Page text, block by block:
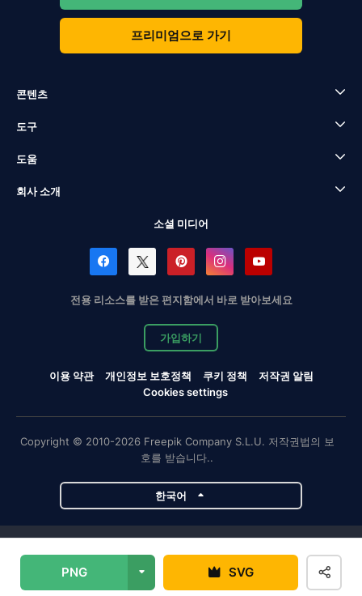
PNG SVG
프리미엄으로 가기
콘텐츠
도구
도움
회사 소개
소셜 미디어
전용 리소스를 받은 편지함에서 바로 받아보세요
가입하기
이용 약관 개인정보 보호정책 쿠키 정책
저작권 알림
Cookies settings
Copyright © 2010-2026 Freepik Company S.L.U. 저작권법의 보
호를 받습니다..
한국어